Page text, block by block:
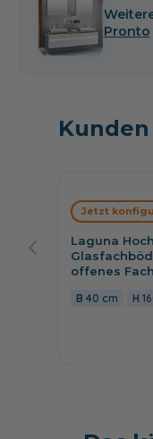
Pronto
Laguna
offenes Fach
40 cm
Jetzt